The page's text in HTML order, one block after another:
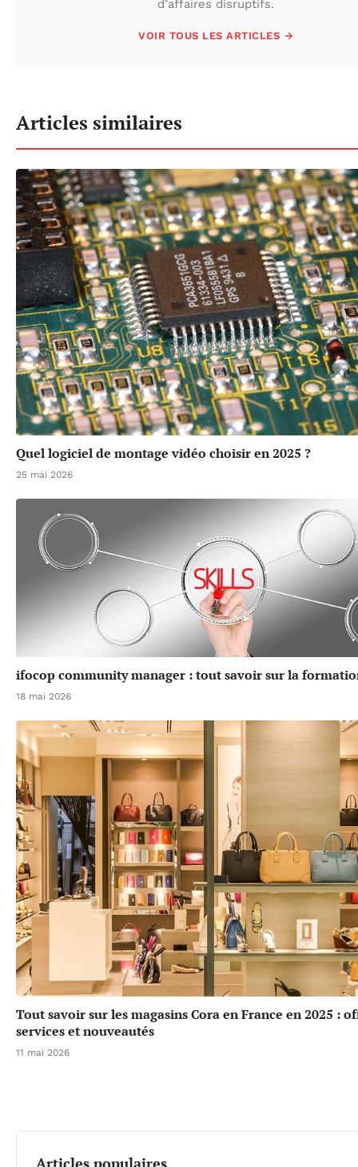
d’affaires disruptifs.
VOIR TOUS LES ARTICLES →
Articles similaires
Quel logiciel de montage vidéo choisir en 2025 ?
25 mai 2026
ifocop community manager : tout savoir sur la
18 mai 2026
Tout savoir sur les magasins Cora en France en 2025 :
services et nouveautés
11 mai 2026
Articles populaires